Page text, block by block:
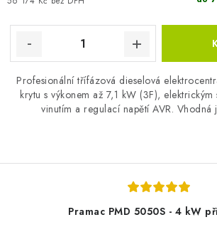
Profesionální třífázová dieselová
krytu s výkonem až 7,1 kW (3F), elektrickým
vinutím a regulací napětí AVR. Vhodná
Pramac PMD 5050S - 4 kW